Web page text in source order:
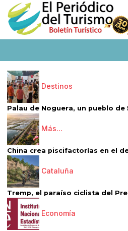
Destinos
Palau de Noguera, un pueblo de
Más...
China crea piscifactorías en el
Cataluña
Tremp, el paraíso ciclista del
Economía